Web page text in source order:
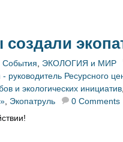
События, ЭКОЛОГИЯ и МИР
руководитель Ресурсного
и экологических инициатив,
, Экопатруль
0 Comments